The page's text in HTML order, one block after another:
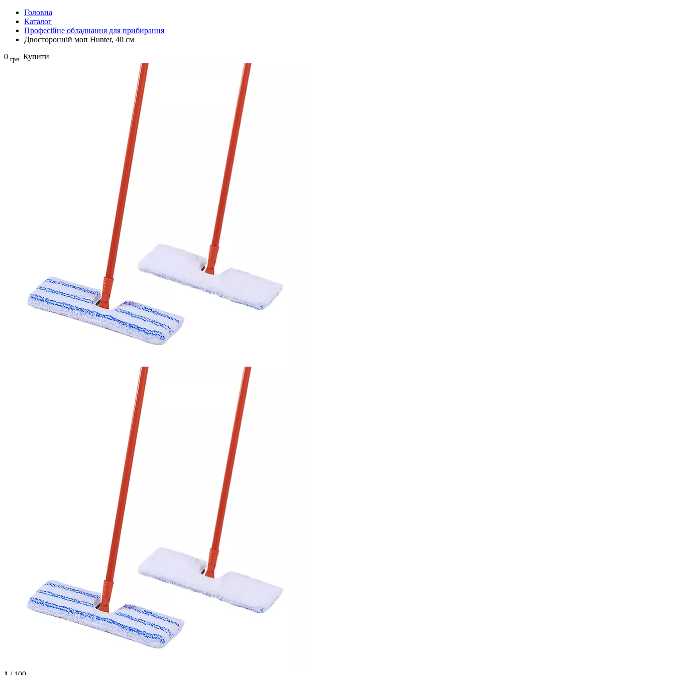
Головна
Каталог
Професійне обладнання для прибирання
Двосторонній моп Hunter, 40 см
0 грн. Купити